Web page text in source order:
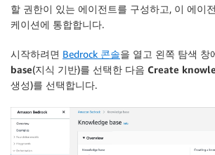
할 권한이 있는 에이전트를 구성하고, 이 에이
케이션에 통합합니다.
시작하려면 Bedrock 콘솔을 열고 왼쪽 탐색 창
base(지식 기반)를 선택한 다음 Create
생성)를 선택합니다.